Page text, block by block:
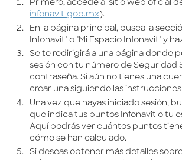
Primero, accede al sitio web oficial
infonavit.gob.mx).
En la página principal, busca la
Infonavit" o "Mi Espacio Infonavit" y
Se te redirigirá a una página donde
sesión con tu número de Seguridad
contraseña. Si aún no tienes una
crear una siguiendo las
Una vez que hayas iniciado sesión,
que indica tus puntos Infonavit o tu
Aquí podrás ver cuántos puntos
cómo se han calculado.
Si deseas obtener más detalles